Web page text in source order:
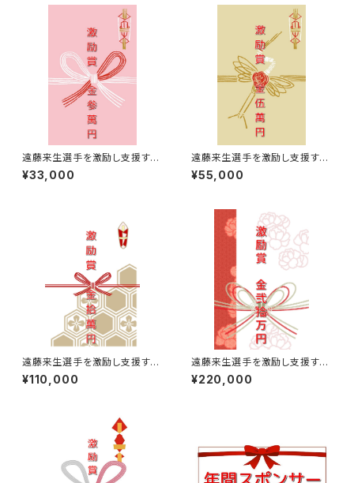
遠藤来生選手を激励し支援する
￥33,000【激励賞】
¥33,000
遠藤来生選手を激励し支援する
￥55,000【激励賞】
¥55,000
遠藤来生選手を激励し支援する
￥110,000【激励賞】
¥110,000
遠藤来生選手を激励し支援する
￥220,000【激励賞】
¥220,000